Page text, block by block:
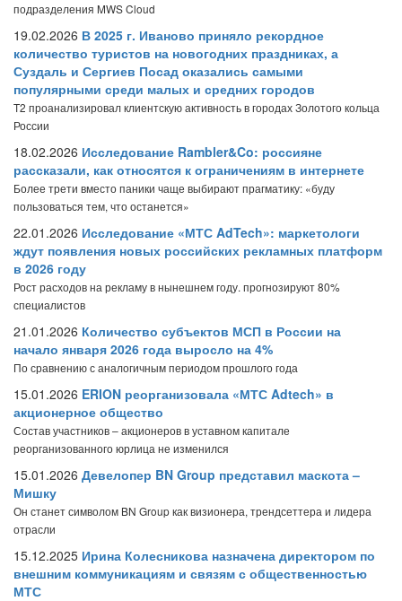
подразделения MWS Cloud
19.02.2026 В 2025 г. Иваново приняло рекордное
количество туристов на новогодних праздниках, а
Суздаль и Сергиев Посад оказались самыми
популярными среди малых и средних городов
T2 проанализировал клиентскую активность в городах Золотого кольца
России
18.02.2026 Исследование Rambler&Co: россияне
рассказали, как относятся к ограничениям в интернете
Более трети вместо паники чаще выбирают прагматику: «буду
пользоваться тем, что останется»
22.01.2026 Исследование «МТС AdTech»: маркетологи
ждут появления новых российских рекламных платформ
в 2026 году
Рост расходов на рекламу в нынешнем году. прогнозируют 80%
специалистов
21.01.2026 Количество субъектов МСП в России на
начало января 2026 года выросло на 4%
По сравнению с аналогичным периодом прошлого года
15.01.2026 ERION реорганизовала «МТС Adtech» в
акционерное общество
Состав участников – акционеров в уставном капитале
реорганизованного юрлица не изменился
15.01.2026 Девелопер BN Group представил маскота –
Мишку
Он станет символом BN Group как визионера, трендсеттера и лидера
отрасли
15.12.2025 Ирина Колесникова назначена директором по
внешним коммуникациям и связям с общественностью
МТС